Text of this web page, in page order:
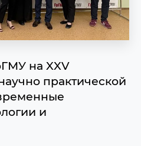
на XXV
практической
и